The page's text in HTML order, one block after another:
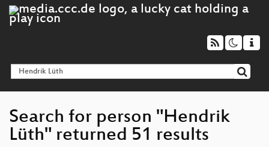
Search for person "Hendrik
Lüth" returned 51 results